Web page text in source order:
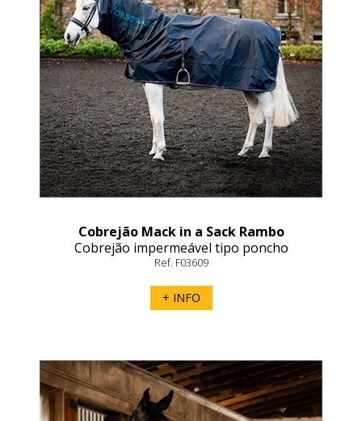
Cobrejão Mack in a Sack Rambo
Cobrejão impermeável tipo poncho
Ref. F03609
+ INFO